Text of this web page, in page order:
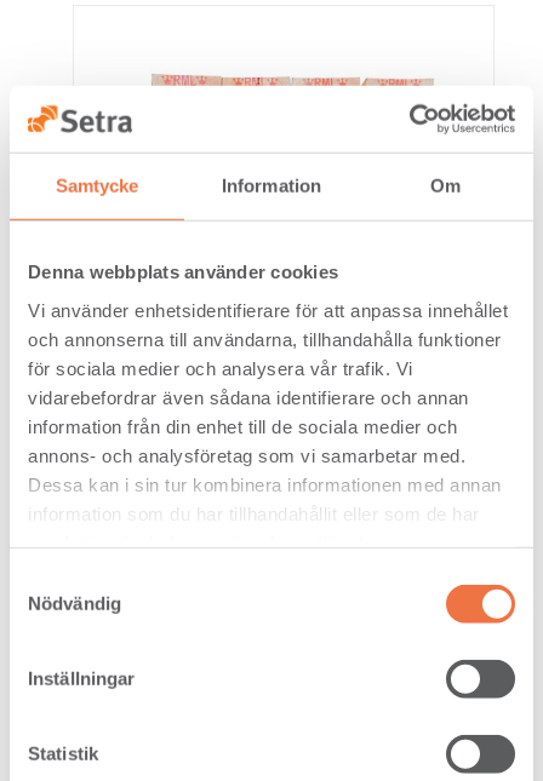
Samtycke Information Om
Denna webbplats använder cookies
Vi använder enhetsidentifierare för att anpassa innehållet
och annonserna till användarna, tillhandahålla funktioner
för sociala medier och analysera vår trafik. Vi
vidarebefordrar även sådana identifierare och annan
information från din enhet till de sociala medier och
annons- och analysföretag som vi samarbetar med.
Dessa kan i sin tur kombinera informationen med annan
information som du har tillhandahållit eller som de har
Nödvändig
Inställningar
Statistik
Furu 50 x 250 RML V KORTSIDA